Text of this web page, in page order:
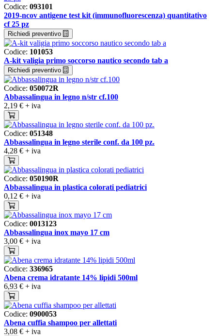
Codice: 093101
2019-ncov antigene test kit (immunofluorescenza) quantitativo
cf 25 pz
Richiedi preventivo
Codice: 101053
A-kit valigia primo soccorso nautico secondo tab a
Richiedi preventivo
Codice: 050072R
Abbassalingua in legno n/str cf.100
2,19 € + iva
Codice: 051348
Abbassalingua in legno sterile conf. da 100 pz.
4,28 € + iva
Codice: 050190R
Abbassalingua in plastica colorati pediatrici
0,12 € + iva
Codice: 0013123
Abbassalingua inox mayo 17 cm
3,00 € + iva
Codice: 336965
Abena crema idratante 14% lipidi 500ml
6,93 € + iva
Codice: 0900053
Abena cuffia shampoo per allettati
3,08 € + iva